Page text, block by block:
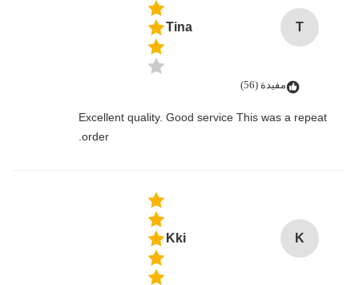
T
Tina
مفيدة (56)
Excellent quality. Good service This was a repeat
order.
K
Kki